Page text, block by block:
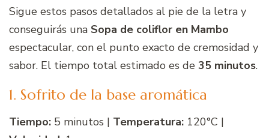
Sigue estos pasos detallados al pie de la letra y
conseguirás una Sopa de coliflor en Mambo
espectacular, con el punto exacto de cremosidad y
sabor. El tiempo total estimado es de 35 minutos.
1. Sofrito de la base aromática
Tiempo: 5 minutos | Temperatura: 120°C |